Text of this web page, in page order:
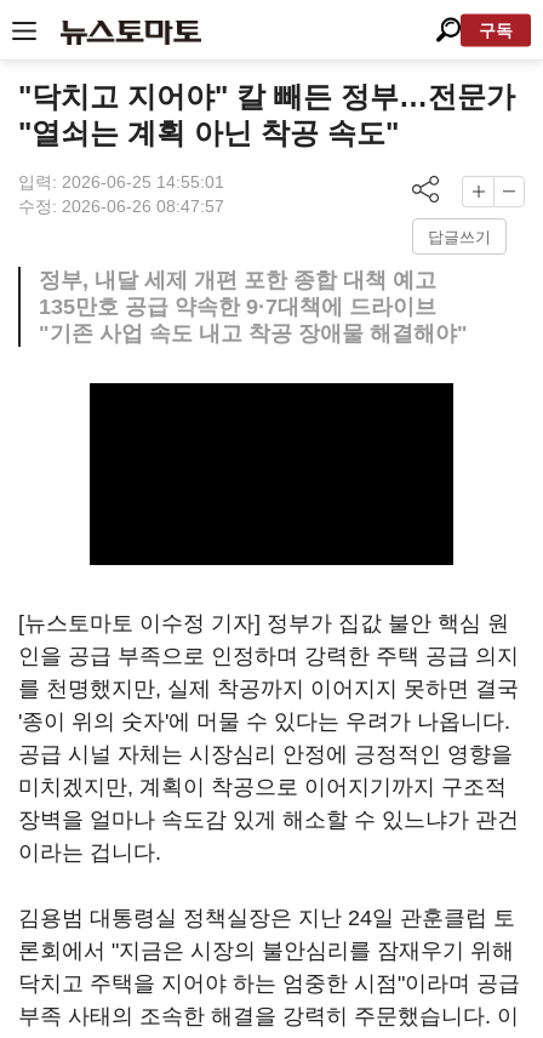
구독
"닥치고 지어야" 칼 빼든 정부…전문가
"열쇠는 계획 아닌 착공 속도"
입력: 2026-06-25 14:55:01
수정: 2026-06-26 08:47:57
답글쓰기
정부, 내달 세제 개편 포한 종합 대책 예고
135만호 공급 약속한 9·7대책에 드라이브
"기존 사업 속도 내고 착공 장애물 해결해야"
[뉴스토마토 이수정 기자] 정부가 집값 불안 핵심 원
인을 공급 부족으로 인정하며 강력한 주택 공급 의지
를 천명했지만, 실제 착공까지 이어지지 못하면 결국
'종이 위의 숫자'에 머물 수 있다는 우려가 나옵니다.
공급 시널 자체는 시장심리 안정에 긍정적인 영향을
미치겠지만, 계획이 착공으로 이어지기까지 구조적
장벽을 얼마나 속도감 있게 해소할 수 있느냐가 관건
이라는 겁니다.
김용범 대통령실 정책실장은 지난 24일 관훈클럽 토
론회에서 "지금은 시장의 불안심리를 잠재우기 위해
닥치고 주택을 지어야 하는 엄중한 시점"이라며 공급
부족 사태의 조속한 해결을 강력히 주문했습니다. 이